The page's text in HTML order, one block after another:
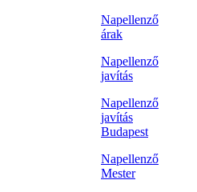
Napellenző
árak
Napellenző
javítás
Napellenző
javítás
Budapest
Napellenző
Mester